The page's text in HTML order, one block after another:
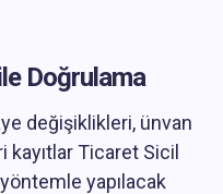
Doğrulama
değişiklikleri, ünvan
Ticaret Sicil
yapılacak